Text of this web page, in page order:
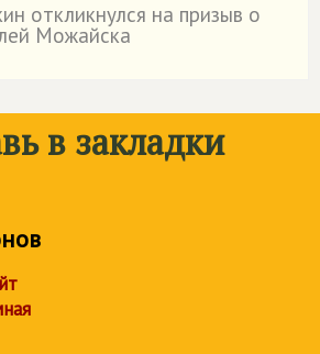
откликнулся на призыв о
Можайска
в закладки